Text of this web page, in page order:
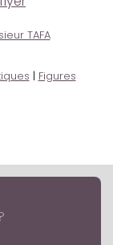
TAFA
| Figures